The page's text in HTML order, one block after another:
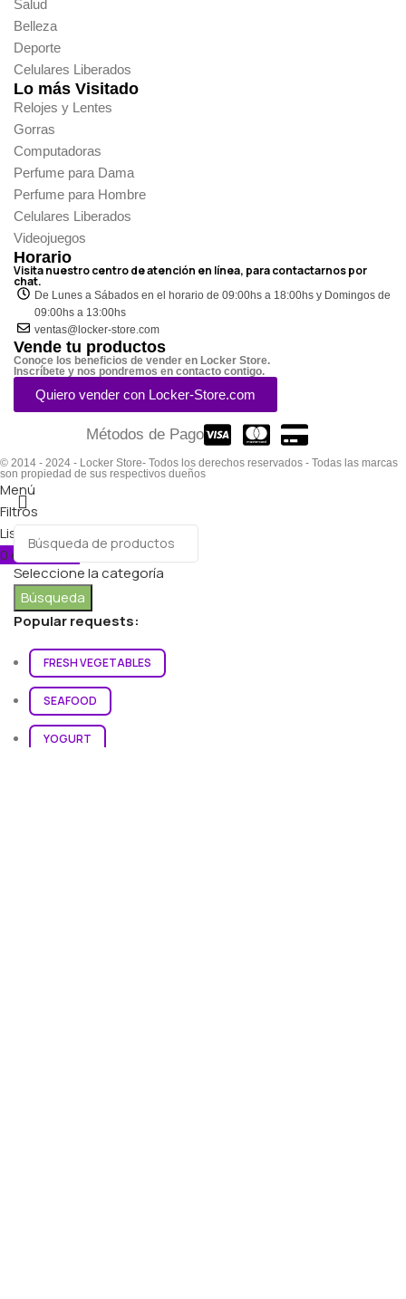
Salud
Belleza
Deporte
Celulares Liberados
Lo más Visitado
Relojes y Lentes
Gorras
Computadoras
Perfume para Dama
Perfume para Hombre
Celulares Liberados
Videojuegos
Horario
Visita nuestro centro de atención en línea, para contactarnos por
chat.
De Lunes a Sábados en el horario de 09:00hs a 18:00hs y Domingos de
09:00hs a 13:00hs
ventas@locker-store.com
Vende tu productos
Conoce los beneficios de vender en Locker Store.
Inscríbete y nos pondremos en contacto contigo.
Quiero vender con Locker-Store.com
Métodos de Pago
© 2014 - 2024 - Locker Store- Todos los derechos reservados - Todas las marcas
son propiedad de sus respectivos dueños
Seleccione la categoría
Búsqueda
Popular requests:
FRESH VEGETABLES
SEAFOOD
YOGURT
Menú
Filtros
Lista de deseos
0 elementosCarro